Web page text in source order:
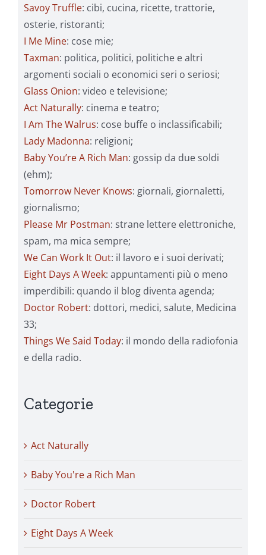
Savoy Truffle: cibi, cucina, ricette, trattorie,
osterie, ristoranti;
I Me Mine: cose mie;
Taxman: politica, politici, politiche e altri
argomenti sociali o economici seri o seriosi;
Glass Onion: video e televisione;
Act Naturally: cinema e teatro;
I Am The Walrus: cose buffe o inclassificabili;
Lady Madonna: religioni;
Baby You’re A Rich Man: gossip da due soldi
(ehm);
Tomorrow Never Knows: giornali, giornaletti,
giornalismo;
Please Mr Postman: strane lettere elettroniche,
spam, ma mica sempre;
We Can Work It Out: il lavoro e i suoi derivati;
Eight Days A Week: appuntamenti più o meno
imperdibili: quando il blog diventa agenda;
Doctor Robert: dottori, medici, salute, Medicina
33;
Things We Said Today: il mondo della radiofonia
e della radio.
Categorie
Act Naturally
Baby You're a Rich Man
Doctor Robert
Eight Days A Week